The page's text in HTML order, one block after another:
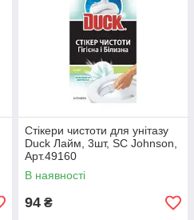
Стікери чистоти для унітазу
Duck Лайм, 3шт, SC Johnson,
Арт.49160
В наявності
94 ₴